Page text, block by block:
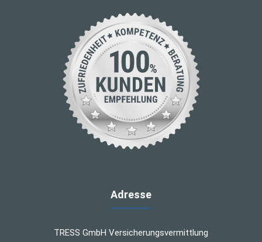
Adresse
TRESS GmbH Versicherungsvermittlung